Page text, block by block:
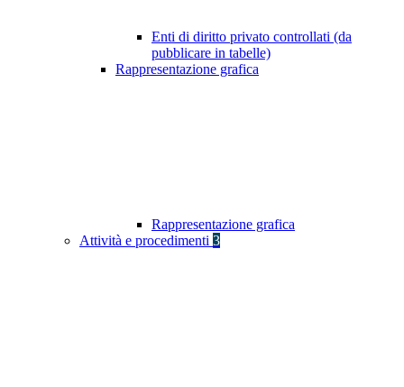
Enti di diritto privato controllati (da
pubblicare in tabelle)
Rappresentazione grafica
Rappresentazione grafica
Attività e procedimenti 3